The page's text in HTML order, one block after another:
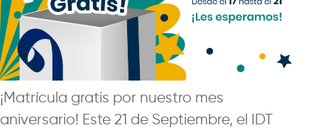
¡Matrícula gratis por nuestro mes
aniversario! Este 21 de Septiembre, el IDT